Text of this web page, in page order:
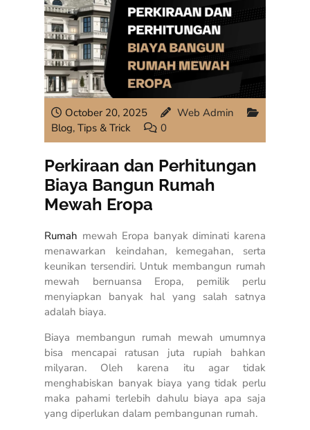
October 20, 2025
Web Admin
Blog, Tips & Trick 0
Perkiraan dan Perhitungan
Biaya Bangun Rumah
Mewah Eropa
Rumah mewah Eropa banyak diminati karena
menawarkan keindahan, kemegahan, serta
keunikan tersendiri. Untuk membangun rumah
mewah bernuansa Eropa, pemilik perlu
menyiapkan banyak hal yang salah satnya
adalah biaya.
Biaya membangun rumah mewah umumnya
bisa mencapai ratusan juta rupiah bahkan
milyaran. Oleh karena itu agar tidak
menghabiskan banyak biaya yang tidak perlu
maka pahami terlebih dahulu biaya apa saja
yang diperlukan dalam pembangunan rumah.